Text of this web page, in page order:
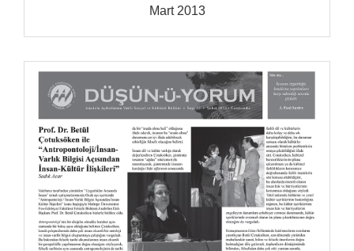
Mart 2013